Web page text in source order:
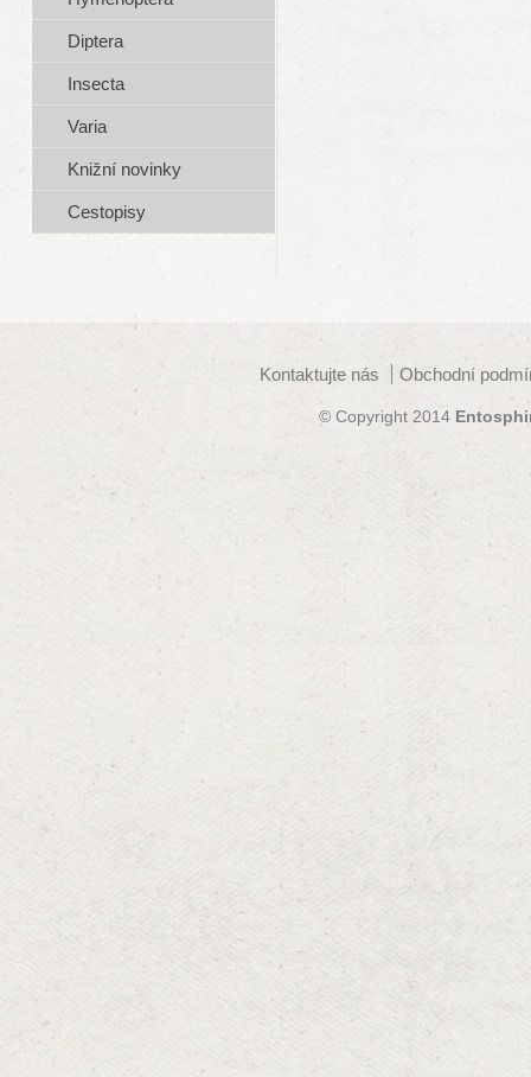
Diptera
Insecta
Varia
Knižní novinky
Cestopisy
Kontaktujte nás Obchodní
© Copyright 2014